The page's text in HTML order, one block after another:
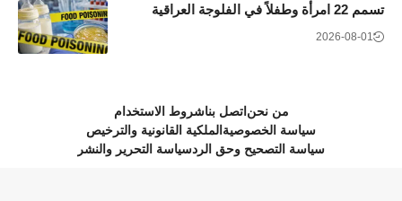
تسمم 22 امرأة وطفلاً في الفلوجة العراقية
2026-08-01
من نحن اتصل بناشروط الاستخدام
سياسة الخصوصية الملكية القانونية والترخيص
سياسة التصحيح وحق الردسياسة التحرير والنشر